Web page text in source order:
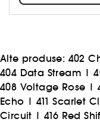
și parfumuri de o
neegalat.
frumusețea
întreaga lume.
Descoperiți o
datorită celor mai
senzorialității
japoneză.
Alte produse: 402
404 Data Stream |
408 Voltage Rose |
Echo | 411 Scarlet
Circuit |416 Red